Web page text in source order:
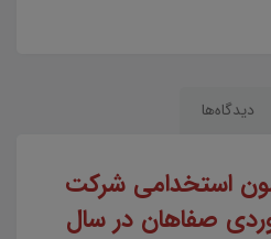
دیدگاه‌ها
استخدامی شرکت
صفاهان در سال